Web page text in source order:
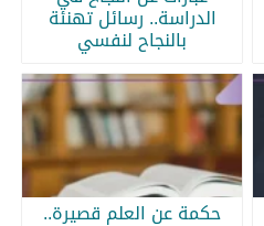
الدراسة.. رسائل تهنئة
بالنجاح لنفسي
حكمة عن العلم قصيرة..